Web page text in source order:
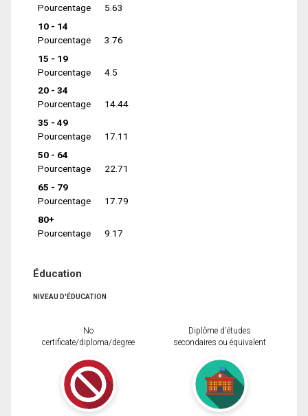
Pourcentage
5.63
10 - 14
Pourcentage
3.76
15 - 19
Pourcentage
4.5
20 - 34
Pourcentage
14.44
35 - 49
Pourcentage
17.11
50 - 64
Pourcentage
22.71
65 - 79
Pourcentage
17.79
80+
Pourcentage
9.17
Éducation
NIVEAU D'ÉDUCATION
No
certificate/diploma/degree
Diplôme d'études
secondaires ou équivalent